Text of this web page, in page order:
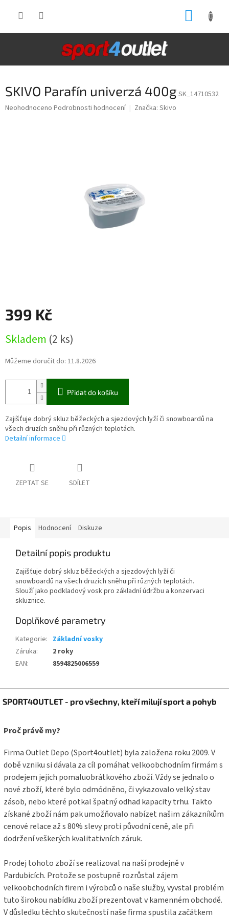
SKIVO Parafín univerzá 400g SK_14710532
Průměrné
Neohodnoceno Podrobnosti hodnocení Značka: Skivo
399 Kč
cena:
Skladem (2 ks)
Můžeme doručit do: 11.8.2026
Přidat do košíku
Zajišťuje dobrý skluz běžeckých a sjezdových lyží či snowboardů na
všech druzích sněhu při různých teplotách.
Detailní informace
ZEPTAT SE SDÍLET
Popis Hodnocení Diskuze
Detailní popis produktu
Zajišťuje dobrý skluz běžeckých a sjezdových lyží či
snowboardů na všech druzích sněhu při různých teplotách.
Slouží jako podkladový vosk pro základní údržbu a konzervaci
skluznice.
Doplňkové parametry
Kategorie: Základní vosky
Záruka:
2 roky
EAN: 8594825006559
á
a
SPORT4OUTLET - pro všechny, kteří milují sport a pohyb
Proč právě my?
Firma Outlet Depo (Sport4outlet) byla založena roku 2009. V
době vzniku si dávala za cíl pomáhat velkoobchodním firmám s
prodejem jejich pomaluobrátkového zboží. Vždy se jednalo o
nové zboží, které bylo odmódněno, či vykazovalo velký stav
zásob, nebo které potkal špatný odhad kapacity trhu. Takto
získané zboží nám pak umožňovalo nabízet našim zákazníkům
cenové relace až s 80% slevy proti původní ceně, ale při
dodržení veškerých kvalitativních záruk.
Prodej tohoto zboží se realizoval na naší prodejně v
Pardubicích. Protože se postupně rozrůstal zájem
velkoobchodních firem i výrobců o naše služby, vyvstal problém
tuto širokou nabídku zboží prezentovat v kamenném obchodě.
V důsledku těchto skutečností naše firma spustila začátkem